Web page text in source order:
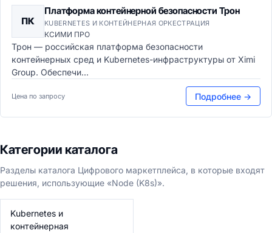
ПК
Платформа контейнерной безопасности Трон
KUBERNETES И КОНТЕЙНЕРНАЯ ОРКЕСТРАЦИЯ
КСИМИ ПРО
Трон — российская платформа безопасности
контейнерных сред и Kubernetes-инфраструктуры от Ximi
Group. Обеспечи...
Цена по запросу Подробнее →
Категории каталога
Разделы каталога Цифрового маркетплейса, в которые входят
решения, использующие «Node (K8s)».
Kubernetes и
контейнерная